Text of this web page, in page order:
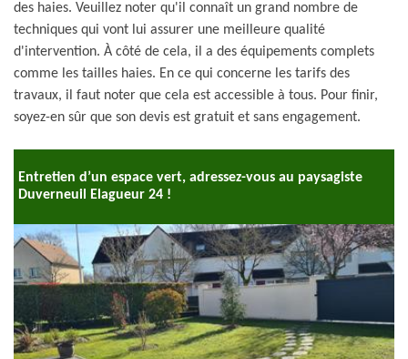
des haies. Veuillez noter qu'il connaît un grand nombre de
techniques qui vont lui assurer une meilleure qualité
d'intervention. À côté de cela, il a des équipements complets
comme les tailles haies. En ce qui concerne les tarifs des
travaux, il faut noter que cela est accessible à tous. Pour finir,
soyez-en sûr que son devis est gratuit et sans engagement.
Entretien d’un espace vert, adressez-vous au paysagiste
Duverneuil Elagueur 24 !